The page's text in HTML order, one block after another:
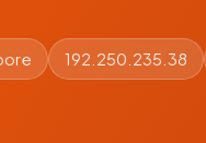
192.250.235.38